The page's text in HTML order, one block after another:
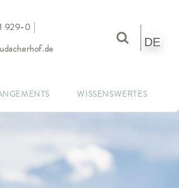
929-0
DE
WISSENSWERTES